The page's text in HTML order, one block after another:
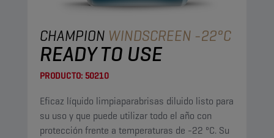
CHAMPION WINDSCREEN -22°C
READY TO USE
PRODUCTO: 50210
Eficaz líquido limpiaparabrisas diluido listo para
su uso y que puede utilizar todo el año con
protección frente a temperaturas de -22 ºC. Su